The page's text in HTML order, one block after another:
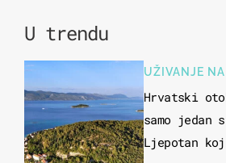
U trendu
UŽIVANJE
OTOKU
Hrvatski
samo jedan
Ljepotan